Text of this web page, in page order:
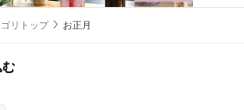
リトップ お正月
む